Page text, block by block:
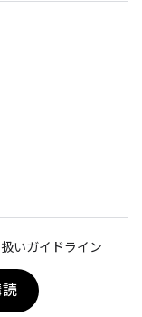
いガイドライン